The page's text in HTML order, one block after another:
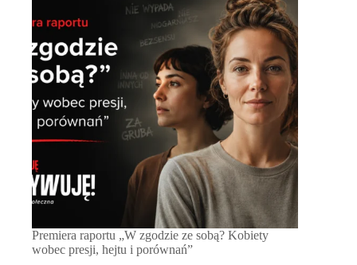
Premiera raportu „W zgodzie ze sobą? Kobiety
wobec presji, hejtu i porównań”